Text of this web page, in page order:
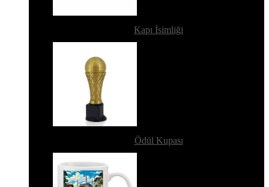
Kapı İsimliği
Ödül Kupası